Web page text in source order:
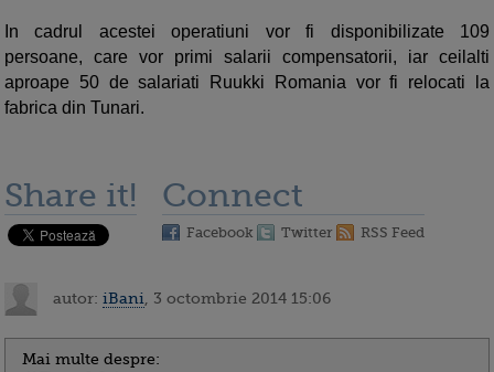
In cadrul acestei operatiuni vor fi disponibilizate 109
persoane, care vor primi salarii compensatorii, iar ceilalti
aproape 50 de salariati Ruukki Romania vor fi relocati la
fabrica din Tunari.
Share it! Connect
Facebook Twitter RSS Feed
autor: iBani , 3 octombrie 2014 15:06
Mai multe despre: